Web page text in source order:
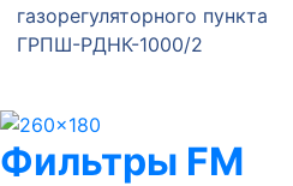
газорегуляторного пункта
ГРПШ-РДНК-1000/2
Фильтры FM